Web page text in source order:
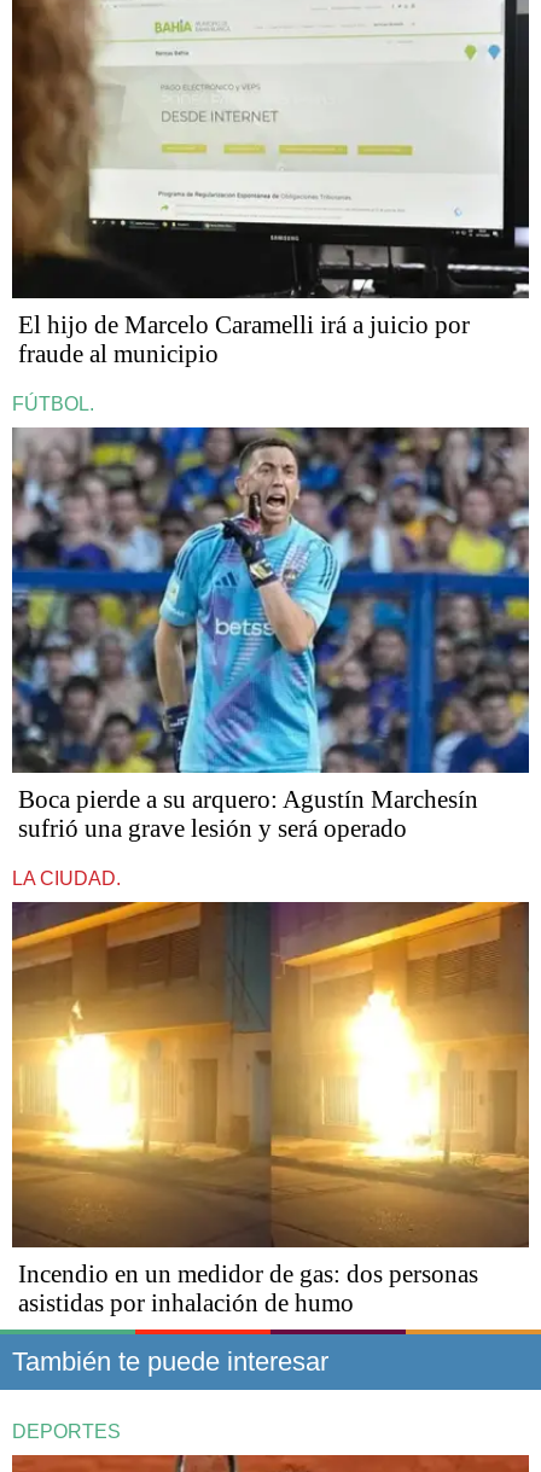
​​​​​El hijo de Marcelo Caramelli irá a juicio por
fraude al municipio
FÚTBOL.
Boca pierde a su arquero: Agustín Marchesín
sufrió una grave lesión y será operado
LA CIUDAD.
Incendio en un medidor de gas: dos personas
asistidas por inhalación de humo
También te puede interesar
DEPORTES